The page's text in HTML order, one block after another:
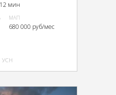
12 мин
МАП
680 000 руб/мес
УСН